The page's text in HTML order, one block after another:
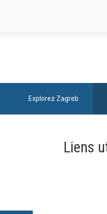
Explorez Zagreb
Liens